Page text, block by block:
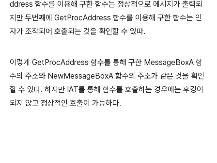
ddress 함수를 이용해 구한 함수는 정상적으로 메시지가 출력되
지만 두번째에 GetProcAddress 함수를 이용해 구한 함수는 인
자가 조작되어 호출되는 것을 확인할 수 있따.
이렇게 GetProcAddress 함수를 통해 구한 MessageBoxA 함
수의 주소와 NewMessageBoxA 함수의 주소가 같은 것을 확인
할 수 있다. 하지만 IAT를 통해 함수를 호출하는 경우에는 후킹이
되지 않고 정상적인 호출이 가능하다.